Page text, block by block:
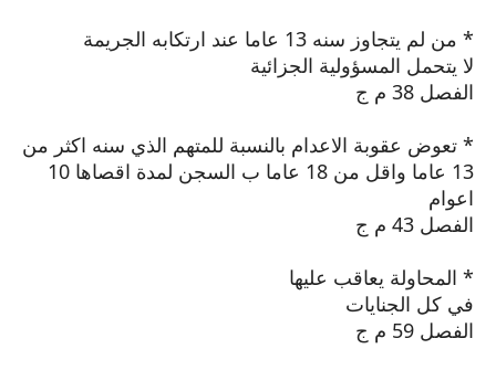
* من لم يتجاوز سنه 13 عاما عند ارتكابه الجريمة
لا يتحمل المسؤولية الجزائية
الفصل 38 م ج
* تعوض عقوبة الاعدام بالنسبة للمتهم الذي سنه اكثر من
13 عاما واقل من 18 عاما ب السجن لمدة اقصاها 10
اعوام
الفصل 43 م ج
* المحاولة يعاقب عليها
في كل الجنايات
الفصل 59 م ج